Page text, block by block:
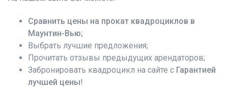
Сравнить цены на прокат квадроциклов в
Маунтин-Вью;
Выбрать лучшие предложения;
Прочитать отзывы предыдущих арендаторов;
Забронировать квадроцикл на сайте с Гарантией
лучшей цены!